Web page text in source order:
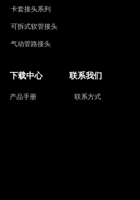
卡套接头系列
可拆式软管接头
气动管路接头
下载中心
产品手册
联系我们
联系方式